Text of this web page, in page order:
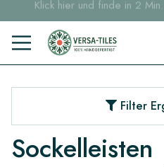
Musterbestellungen ab 30
Lagerartikel werden
Filter
Sockelleisten